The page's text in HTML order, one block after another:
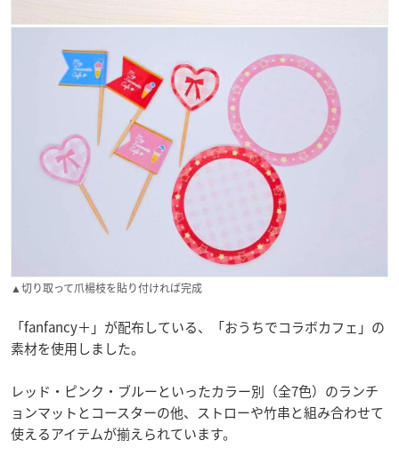
▲切り取って爪楊枝を貼り付ければ完成
「fanfancy＋」が配布している、「おうちでコラボカフェ」の
素材を使用しました。
レッド・ピンク・ブルーといったカラー別（全7色）のランチ
ョンマットとコースターの他、ストローや竹串と組み合わせて
使えるアイテムが揃えられています。